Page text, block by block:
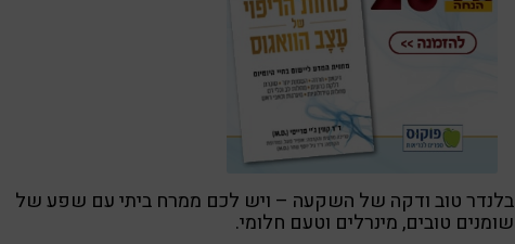
בלנדר טוב ודקה של השקעה – ויש לכם ממרח ביתי עם שפע של
שומנים טובים, מינרלים וטעם חלומי.